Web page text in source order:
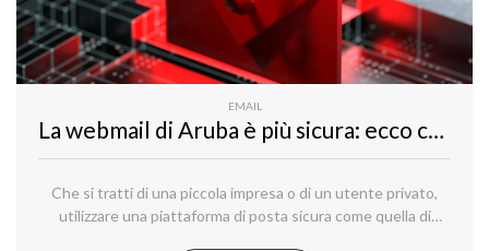
EMAIL
La webmail di Aruba è più sicura: ecco come ti protegge da phishing e spoofing
Che si tratti di una piccola impresa o di un utente privato,
utilizzare una piattaforma di posta sicura come quella di